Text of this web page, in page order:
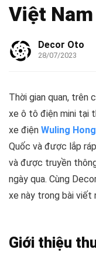
Việt Nam
Decor Oto
28/07/2023
Thời gian quan, trên
xe ô tô điện mini tại
xe điện Wuling
Quốc và được lắp
và được truyền
ngày qua. Cùng
xe này trong bài viết
Giới thiệu